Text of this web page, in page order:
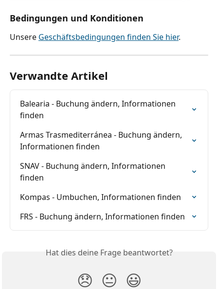
Bedingungen und Konditionen
Unsere Geschäftsbedingungen finden Sie hier.
Verwandte Artikel
Balearia - Buchung ändern, Informationen
finden
Armas Trasmediterránea - Buchung ändern,
Informationen finden
SNAV - Buchung ändern, Informationen
finden
Kompas - Umbuchen, Informationen finden
FRS - Buchung ändern, Informationen finden
Hat dies deine Frage beantwortet?
😞 😐 😃